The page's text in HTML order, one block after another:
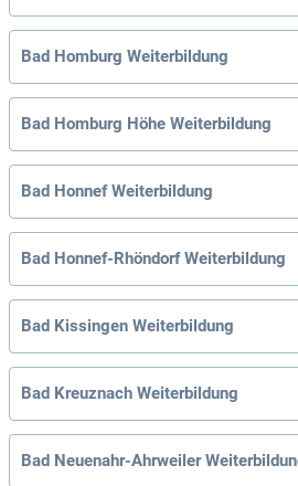
Bad Homburg Weiterbildung
Bad Homburg Höhe Weiterbildung
Bad Honnef Weiterbildung
Bad Honnef-Rhöndorf Weiterbildung
Bad Kissingen Weiterbildung
Bad Kreuznach Weiterbildung
Bad Neuenahr-Ahrweiler